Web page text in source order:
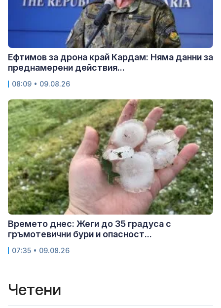
Ефтимов за дрона край Кардам: Няма данни за
преднамерени действия...
08:09 • 09.08.26
Времето днес: Жеги до 35 градуса с
гръмотевични бури и опасност...
07:35 • 09.08.26
Четени